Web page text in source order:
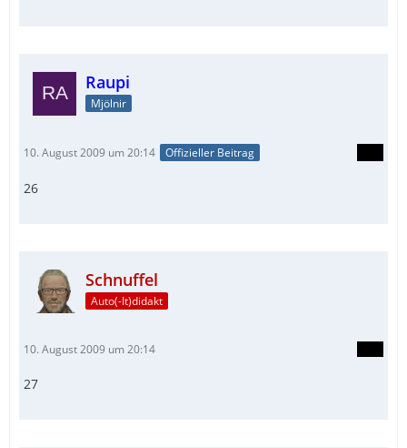
Raupi
Mjölnir
10. August 2009 um 20:14 Offizieller Beitrag
26
Schnuffel
Auto(-It)didakt
10. August 2009 um 20:14
27